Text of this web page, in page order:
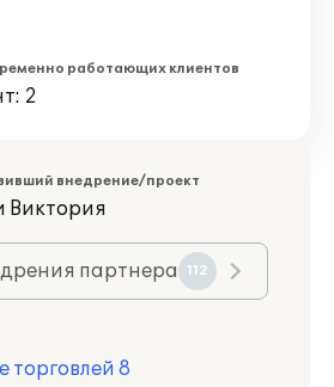
работающих клиентов
2
внедрение/проект
Виктория
партнера 112
торговлей 8